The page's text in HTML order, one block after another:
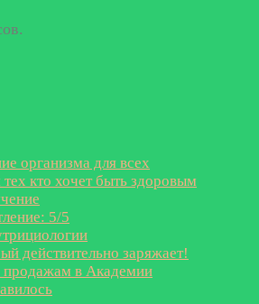
организма для всех
кто хочет быть здоровым
5/5
действительно заряжает!
в Академии